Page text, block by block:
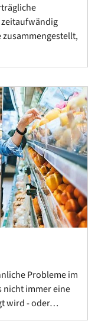
zusammengestellt,
Probleme im
nicht immer eine
wird - oder…